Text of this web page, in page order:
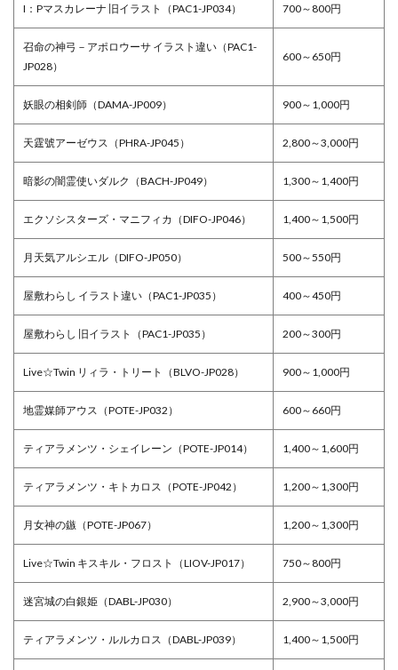
I：Pマスカレーナ 旧イラスト（PAC1-JP034） 700～800円
召命の神弓－アポロウーサ イラスト違い（PAC1-
JP028）
600～650円
妖眼の相剣師（DAMA-JP009） 900～1,000円
天霆號アーゼウス（PHRA-JP045） 2,800～3,000円
暗影の闇霊使いダルク（BACH-JP049） 1,300～1,400円
エクソシスターズ・マニフィカ（DIFO-JP046） 1,400～1,500円
月天気アルシエル（DIFO-JP050） 500～550円
屋敷わらし イラスト違い（PAC1-JP035） 400～450円
屋敷わらし 旧イラスト（PAC1-JP035） 200～300円
Live☆Twin リィラ・トリート（BLVO-JP028） 900～1,000円
地霊媒師アウス（POTE-JP032） 600～660円
ティアラメンツ・シェイレーン（POTE-JP014） 1,400～1,600円
ティアラメンツ・キトカロス（POTE-JP042） 1,200～1,300円
月女神の鏃（POTE-JP067） 1,200～1,300円
Live☆Twin キスキル・フロスト（LIOV-JP017） 750～800円
迷宮城の白銀姫（DABL-JP030） 2,900～3,000円
ティアラメンツ・ルルカロス（DABL-JP039） 1,400～1,500円